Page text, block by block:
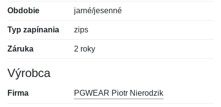
Obdobie jarné/jesenné
Typ zapínania zips
Záruka 2 roky
Výrobca
Firma PGWEAR Piotr Nierodzik